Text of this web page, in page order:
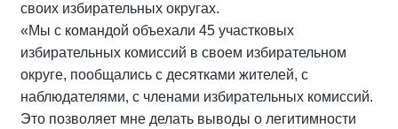
своих избирательных округах.
«Мы с командой объехали 45 участковых
избирательных комиссий в своем избирательном
округе, пообщались с десятками жителей, с
наблюдателями, с членами избирательных комиссий.
Это позволяет мне делать выводы о легитимности